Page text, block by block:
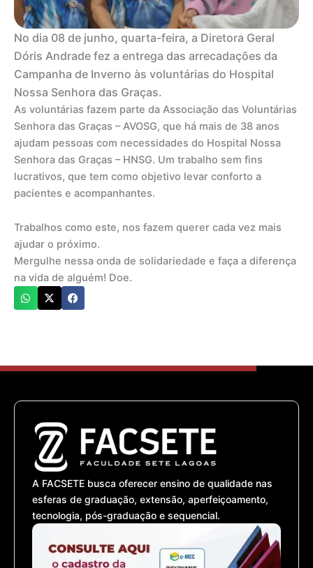
No dia 08 de junho, quarta-feira, a Diretora Geral
Dóris Andrade fez a entrega das arrecadações da
Campanha de Inverno às voluntárias do Hospital
Nossa Senhora das Graças.
As voluntárias fazem parte da Associação das Voluntárias
Senhora das Graças – AVOSG, que há mais de 38 anos
ajudam pessoas com necessidades do Hospital Nossa
Senhora das Graças – HNSG. Um trabalho sem fins
lucrativos, que tem como objetivo levar conforto a
pacientes e acompanhantes.
Trabalhos como este, nos fazem querer cada vez mais
ajudar o próximo.
Mergulhe nessa onda de solidariedade e faça a diferença
na vida de alguém! Doe.
A FACSETE busca oferecer ensino de qualidade nas
esferas de graduação, extensão, aperfeiçoamento,
tecnologia, pós-graduação e sequencial.